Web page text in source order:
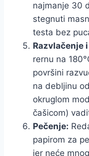
najmanje 30
stegnuti
testa bez
Razvlačenje
rernu na
površini
na debljinu
okruglom
čašicom)
Pečenje:
papirom za
jer neće